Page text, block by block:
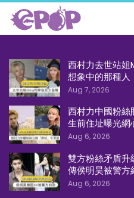
西村力去世站姐
想象中的那種人
Aug 7, 2026
西村力中國粉絲
生前住址曝光網
Aug 6, 2026
雙方粉絲矛盾升
傳侯明昊被警方
Aug 6, 2026